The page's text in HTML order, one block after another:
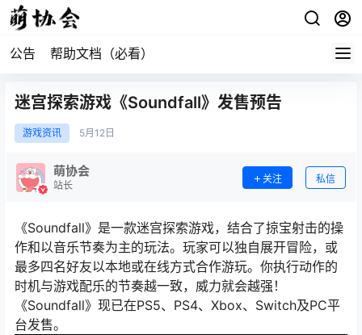
公告 帮助文档（必看）
迷宫探索游戏《Soundfall》发售预告
游戏资讯 5月 12日
萌协会
站长
关注 私信
《Soundfall》是一款迷宫探索游戏，结合了掠宝射击的操
作和以音乐节奏为主的玩法。玩家可以独自展开冒险，或
最多四名好友以本地或在线方式合作游玩。你执行动作的
时机与游戏配乐的节奏越一致，威力就会越强！
《Soundfall》现已在PS5、PS4、Xbox、Switch及PC平
台发售。